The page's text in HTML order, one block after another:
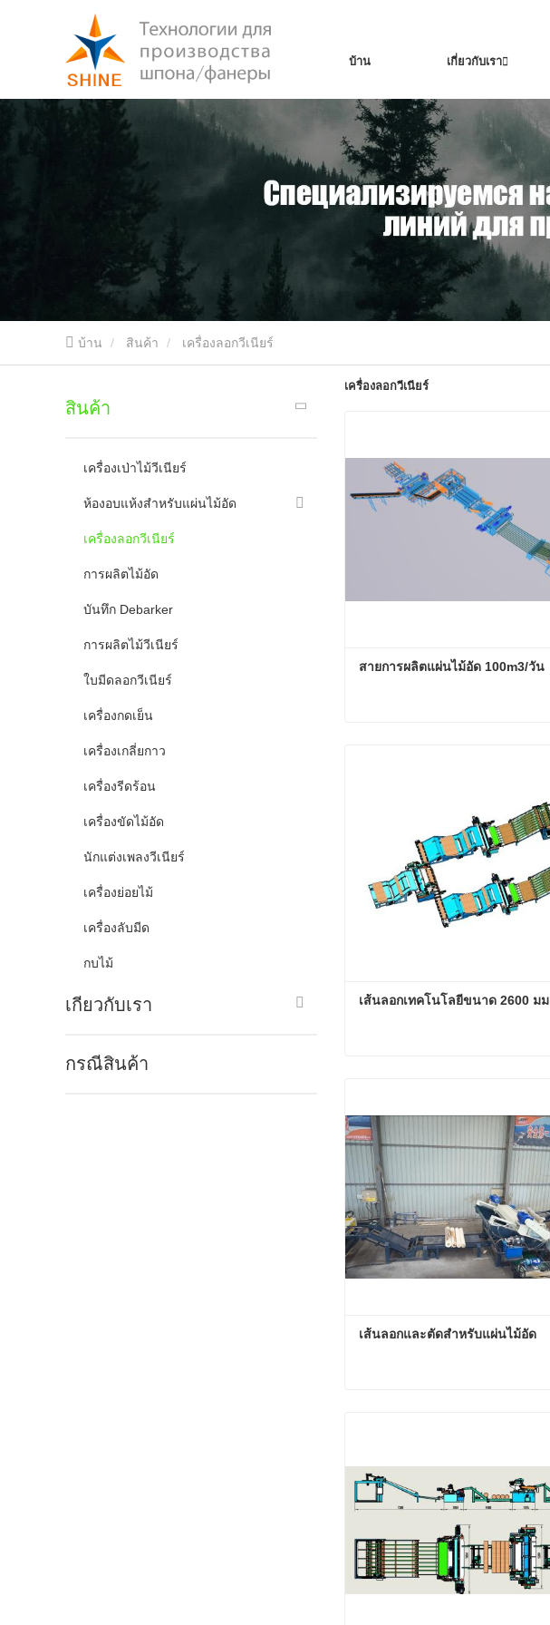
บ้าน เกี่ยวกับเรา
บ้าน สินค้า เครื่องลอกวีเนียร์
สินค้า
เครื่องเป่าไม้วีเนียร์
ห้องอบแห้งสำหรับแผ่นไม้อัด
เครื่องลอกวีเนียร์
การผลิตไม้อัด
บันทึก Debarker
การผลิตไม้วีเนียร์
ใบมีดลอกวีเนียร์
เครื่องกดเย็น
เครื่องเกลี่ยกาว
เครื่องรีดร้อน
เครื่องขัดไม้อัด
นักแต่งเพลงวีเนียร์
เครื่องย่อยไม้
เครื่องลับมีด
กบไม้
เกี่ยวกับเรา
กรณีสินค้า
เครื่องลอกวีเนียร์
สายการผลิตแผ่นไม้อัด 100m3/วัน
เส้นลอกเทคโนโลยีขนาด 2600 มม
เส้นลอกและตัดสำหรับแผ่นไม้อัด